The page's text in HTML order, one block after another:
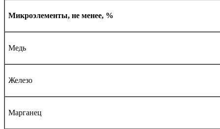
Микроэлементы, не менее, %
Медь
Железо
Марганец